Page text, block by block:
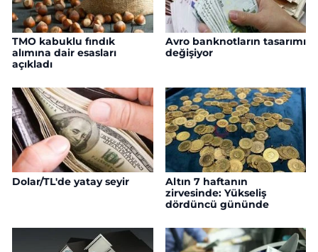
TMO kabuklu fındık
alımına dair esasları
açıkladı
Avro banknotların tasarımı
değişiyor
Dolar/TL'de yatay seyir
Altın 7 haftanın
zirvesinde: Yükseliş
dördüncü gününde